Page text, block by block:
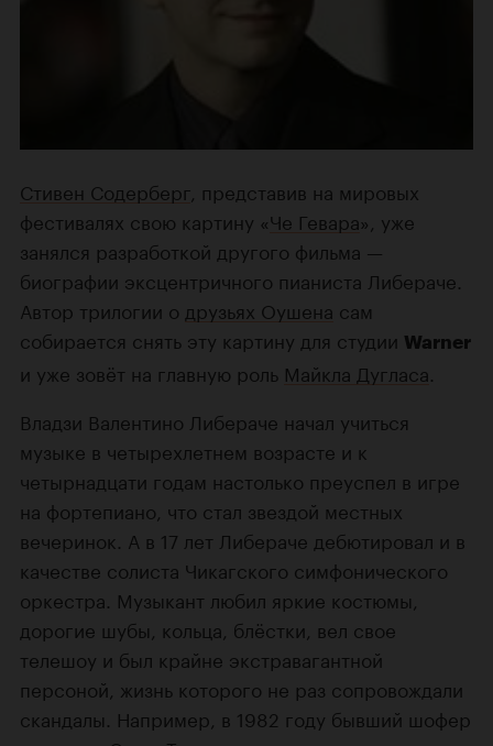
Стивен Содерберг , представив на мировых
фестивалях свою картину «Че Гевара», уже
занялся разработкой другого фильма —
биографии эксцентричного пианиста Либераче.
Автор трилогии о друзьях Оушена сам
собирается снять эту картину для студии Warner
и уже зовёт на главную роль Майкла Дугласа
Владзи Валентино Либераче начал учиться
музыке в четырехлетнем возрасте и к
четырнадцати годам настолько преуспел в игре
на фортепиано, что стал звездой местных
вечеринок. А в 17 лет Либераче дебютировал и в
качестве солиста Чикагского симфонического
оркестра. Музыкант любил яркие костюмы,
дорогие шубы, кольца, блёстки, вел свое
телешоу и был крайне экстравагантной
персоной, жизнь которого не раз сопровождали
скандалы. Например, в 1982 году бывший шофер